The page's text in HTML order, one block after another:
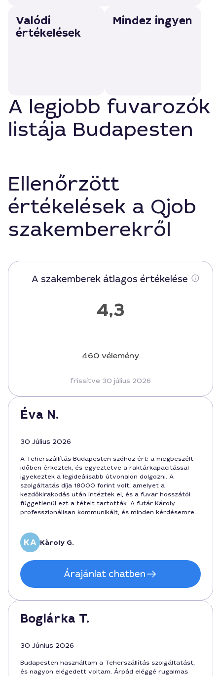
Valódi
értékelések
Mindez ingyen
A legjobb fuvarozók
listája Budapesten
Ellenőrzött
értékelések a Qjob
szakemberekről
A szakemberek átlagos értékelése
4,3
460 vélemény
frissítve 30 július 2026
Éva N.
30 Július 2026
A Teherszállítás Budapesten szóhoz ért: a megbeszélt
időben érkeztek, és egyeztetve a raktárkapacitással
igyekeztek a legideálisabb útvonalon dolgozni. A
szolgáltatás díja 18000 forint volt, amelyet a
kezdőkirakodás után intéztek el, és a fuvar hosszától
függetlenül ezt a tételt tartották. A futár Károly
professzionálisan kommunikált, és minden kérdésemre
Teherszállítás Budapesten, bátran ajánlom a jövőben is.
Kàroly G.
Árajánlat chatben
Boglárka T.
30 Június 2026
Budapesten használtam a Teherszállítás szolgáltatást,
és nagyon elégedett voltam. Árpád eléggé rugalmas